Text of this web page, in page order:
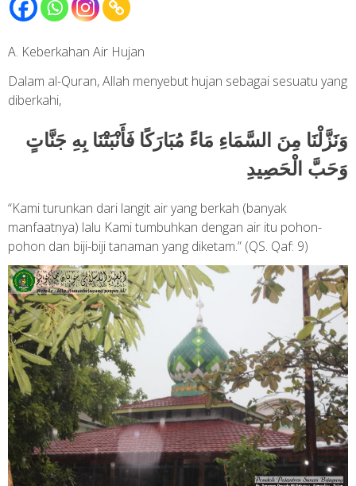
A. Keberkahan Air Hujan
Dalam al-Quran, Allah menyebut hujan sebagai sesuatu yang
diberkahi,
وَنَزَّلْنَا مِنَ السَّمَاءِ مَاءً مُبَارَكًا فَأَنْبَتْنَا بِهِ جَنَّاتٍ
وَحَبَّ الْحَصِيدِ
“Kami turunkan dari langit air yang berkah (banyak
manfaatnya) lalu Kami tumbuhkan dengan air itu pohon-
pohon dan biji-biji tanaman yang diketam.” (QS. Qaf: 9)